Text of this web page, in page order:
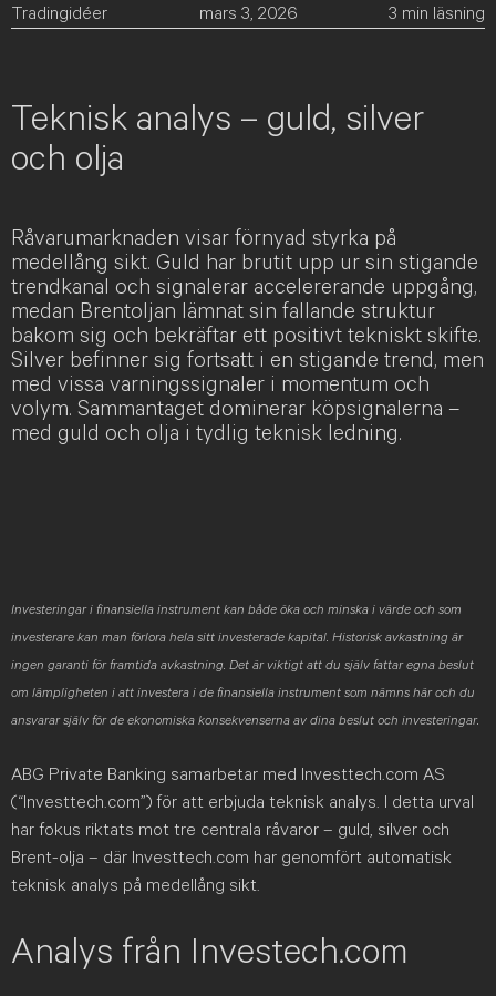
Tradingidéer mars 3, 2026 3 min läsning
Teknisk analys – guld, silver
och olja
Råvarumarknaden visar förnyad styrka på
medellång sikt. Guld har brutit upp ur sin stigande
trendkanal och signalerar accelererande uppgång,
medan Brentoljan lämnat sin fallande struktur
bakom sig och bekräftar ett positivt tekniskt skifte.
Silver befinner sig fortsatt i en stigande trend, men
med vissa varningssignaler i momentum och
volym. Sammantaget dominerar köpsignalerna –
med guld och olja i tydlig teknisk ledning.
Investeringar i finansiella instrument kan både öka och minska i värde och som
investerare kan man förlora hela sitt investerade kapital. Historisk avkastning är
ingen garanti för framtida avkastning. Det är viktigt att du själv fattar egna beslut
om lämpligheten i att investera i de finansiella instrument som nämns här och du
ansvarar själv för de ekonomiska konsekvenserna av dina beslut och investeringar.
ABG Private Banking samarbetar med Investtech.com AS
(“Investtech.com”) för att erbjuda teknisk analys. I detta urval
har fokus riktats mot tre centrala råvaror – guld, silver och
Brent-olja – där Investtech.com har genomfört automatisk
teknisk analys på medellång sikt.
Analys från Investech.com